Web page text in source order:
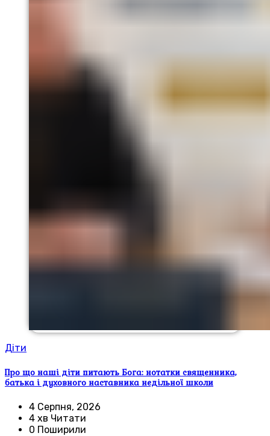
Діти
Про що наші діти питають Бога: нотатки священника,
батька і духовного наставника недільної школи
4 Серпня, 2026
4 хв Читати
0 Поширили